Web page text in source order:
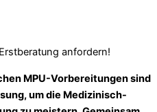
anfordern!
MPU-Vorbereitungen sind
um die Medizinisch-